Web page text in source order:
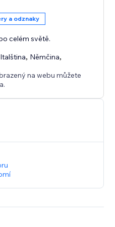
tato aplikace
akce a
jakémkoliv zařízení.
a odznaky
celém světě.
Italština, Němčina,
na webu můžete